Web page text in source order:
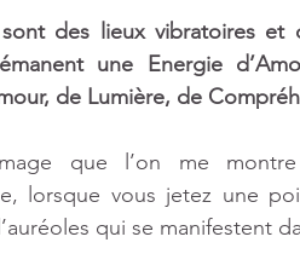
des lieux vibratoires et
une Energie
de Lumière, de
que l’on me
lorsque vous jetez une
qui se manifestent